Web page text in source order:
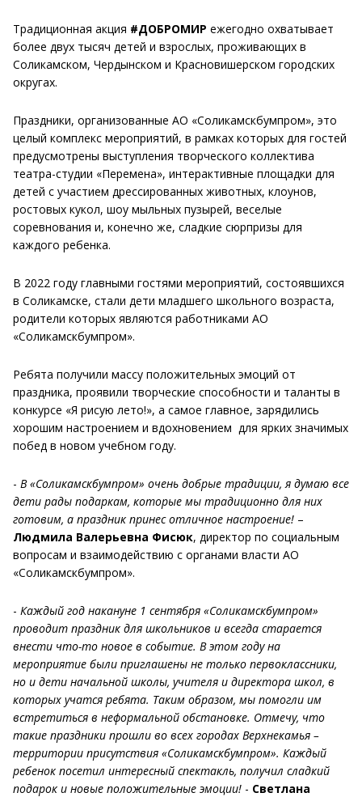
Традиционная акция #ДОБРОМИР ежегодно охватывает
более двух тысяч детей и взрослых, проживающих в
Соликамском, Чердынском и Красновишерском городских
округах.
Праздники, организованные АО «Соликамскбумпром», это
целый комплекс мероприятий, в рамках которых для гостей
предусмотрены выступления творческого коллектива
театра-студии «Перемена», интерактивные площадки для
детей с участием дрессированных животных, клоунов,
ростовых кукол, шоу мыльных пузырей, веселые
соревнования и, конечно же, сладкие сюрпризы для
каждого ребенка.
В 2022 году главными гостями мероприятий, состоявшихся
в Соликамске, стали дети младшего школьного возраста,
родители которых являются работниками АО
«Соликамскбумпром».
Ребята получили массу положительных эмоций от
праздника, проявили творческие способности и таланты в
конкурсе «Я рисую лето!», а самое главное, зарядились
хорошим настроением и вдохновением для ярких значимых
побед в новом учебном году.
- В «Соликамскбумпром» очень добрые традиции, я думаю все
дети рады подаркам, которые мы традиционно для них
готовим, а праздник принес отличное настроение! –
Людмила Валерьевна Фисюк, директор по социальным
вопросам и взаимодействию с органами власти АО
«Соликамскбумпром».
- Каждый год накануне 1 сентября «Соликамскбумпром»
проводит праздник для школьников и всегда старается
внести что-то новое в событие. В этом году на
мероприятие были приглашены не только первоклассники,
но и дети начальной школы, учителя и директора школ, в
которых учатся ребята. Таким образом, мы помогли им
встретиться в неформальной обстановке. Отмечу, что
такие праздники прошли во всех городах Верхнекамья –
территории присутствия «Соликамскбумпром». Каждый
ребенок посетил интересный спектакль, получил сладкий
подарок и новые положительные эмоции! - Светлана